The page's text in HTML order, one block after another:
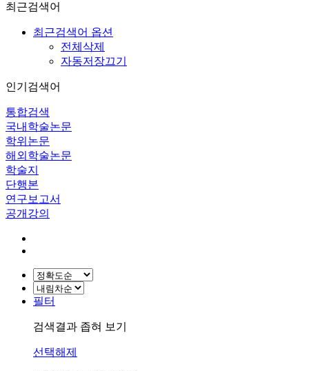
최근검색어
최근검색어 옵션
전체삭제
자동저장끄기
인기검색어
통합검색
국내학술논문
학위논문
해외학술논문
학술지
단행본
연구보고서
공개강의
필터
검색결과 좁혀 보기
선택해제